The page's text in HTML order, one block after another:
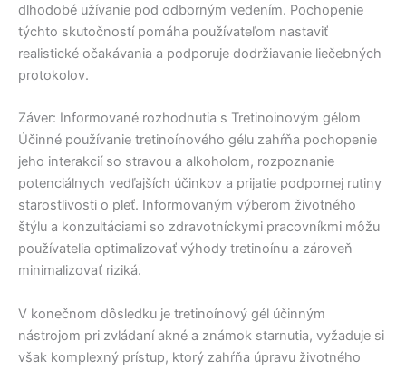
dlhodobé užívanie pod odborným vedením. Pochopenie
týchto skutočností pomáha používateľom nastaviť
realistické očakávania a podporuje dodržiavanie liečebných
protokolov.
Záver: Informované rozhodnutia s Tretinoinovým gélom
Účinné používanie tretinoínového gélu zahŕňa pochopenie
jeho interakcií so stravou a alkoholom, rozpoznanie
potenciálnych vedľajších účinkov a prijatie podpornej rutiny
starostlivosti o pleť. Informovaným výberom životného
štýlu a konzultáciami so zdravotníckymi pracovníkmi môžu
používatelia optimalizovať výhody tretinoínu a zároveň
minimalizovať riziká.
V konečnom dôsledku je tretinoínový gél účinným
nástrojom pri zvládaní akné a známok starnutia, vyžaduje si
však komplexný prístup, ktorý zahŕňa úpravu životného